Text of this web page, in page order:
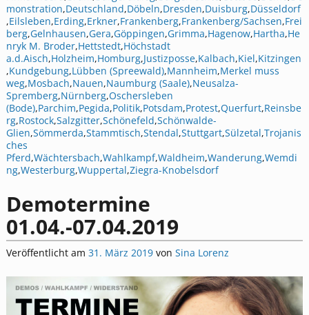
monstration,Deutschland,Döbeln,Dresden,Duisburg,Düsseldorf
,Eilsleben,Erding,Erkner,Frankenberg,Frankenberg/Sachsen,Frei
berg,Gelnhausen,Gera,Göppingen,Grimma,Hagenow,Hartha,He
nryk M. Broder,Hettstedt,Höchstadt
a.d.Aisch,Holzheim,Homburg,Justizposse,Kalbach,Kiel,Kitzingen
,Kundgebung,Lübben (Spreewald),Mannheim,Merkel muss
weg,Mosbach,Nauen,Naumburg (Saale),Neusalza-
Spremberg,Nürnberg,Oschersleben
(Bode),Parchim,Pegida,Politik,Potsdam,Protest,Querfurt,Reinsbe
rg,Rostock,Salzgitter,Schönefeld,Schönwalde-
Glien,Sömmerda,Stammtisch,Stendal,Stuttgart,Sülzetal,Trojanis
ches
Pferd,Wächtersbach,Wahlkampf,Waldheim,Wanderung,Wemdi
ng,Westerburg,Wuppertal,Ziegra-Knobelsdorf
Demotermine
01.04.-07.04.2019
Veröffentlicht am 31. März 2019 von Sina Lorenz